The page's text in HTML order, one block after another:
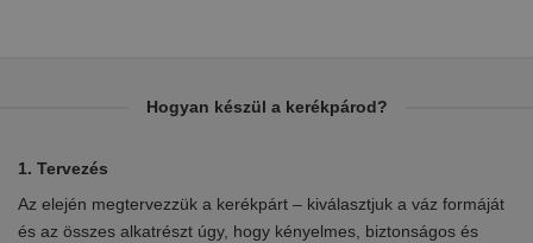
Hogyan készül a kerékpárod?
1. Tervezés
Az elején megtervezzük a kerékpárt – kiválasztjuk a váz formáját
és az összes alkatrészt úgy, hogy kényelmes, biztonságos és